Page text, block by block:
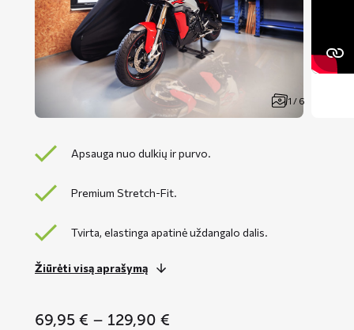
1 / 6
Apsauga nuo dulkių ir purvo.
Premium Stretch-Fit.
Tvirta, elastinga apatinė uždangalo dalis.
Žiūrėti visą aprašymą
69,95 € – 129,90 €